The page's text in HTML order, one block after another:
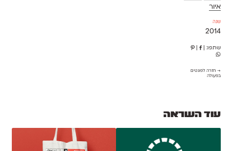
איור
שנה
2014
שתפו: |
→ חזרה לפונטים
בפעולה
עוד השראה